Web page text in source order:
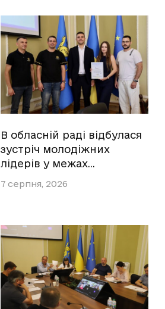
В обласній раді відбулася
зустріч молодіжних
лідерів у межах…
7 серпня, 2026